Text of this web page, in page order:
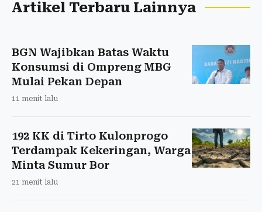
Artikel Terbaru Lainnya
BGN Wajibkan Batas Waktu
Konsumsi di Ompreng MBG
Mulai Pekan Depan
11 menit lalu
192 KK di Tirto Kulonprogo
Terdampak Kekeringan, Warga
Minta Sumur Bor
21 menit lalu